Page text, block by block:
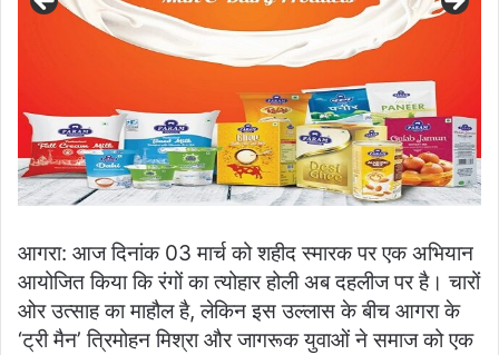
आगरा: आज दिनांक 03 मार्च को शहीद स्मारक पर एक अभियान
आयोजित किया कि रंगों का त्योहार होली अब दहलीज पर है। चारों
ओर उत्साह का माहौल है, लेकिन इस उल्लास के बीच आगरा के
‘ट्री मैन’ त्रिमोहन मिश्रा और जागरूक युवाओं ने समाज को एक